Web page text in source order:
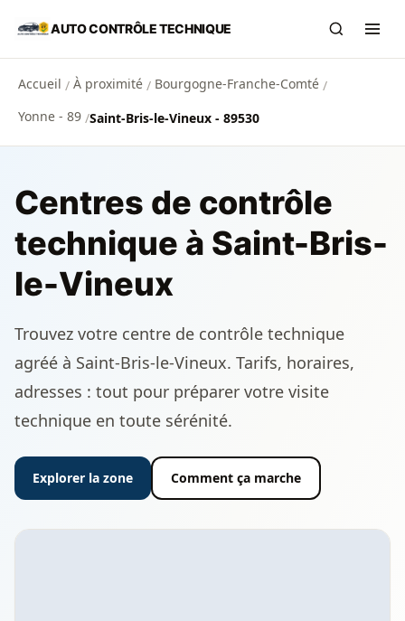
Aller au contenu principal
AUTO CONTRÔLE TECHNIQUE
Accueil / À proximité / Bourgogne-Franche-Comté /
Yonne - 89 /Saint-Bris-le-Vineux - 89530
Centres de contrôle
technique à Saint-Bris-
le-Vineux
Trouvez votre centre de contrôle technique
agréé à Saint-Bris-le-Vineux. Tarifs, horaires,
adresses : tout pour préparer votre visite
technique en toute sérénité.
Explorer la zone Comment ça marche